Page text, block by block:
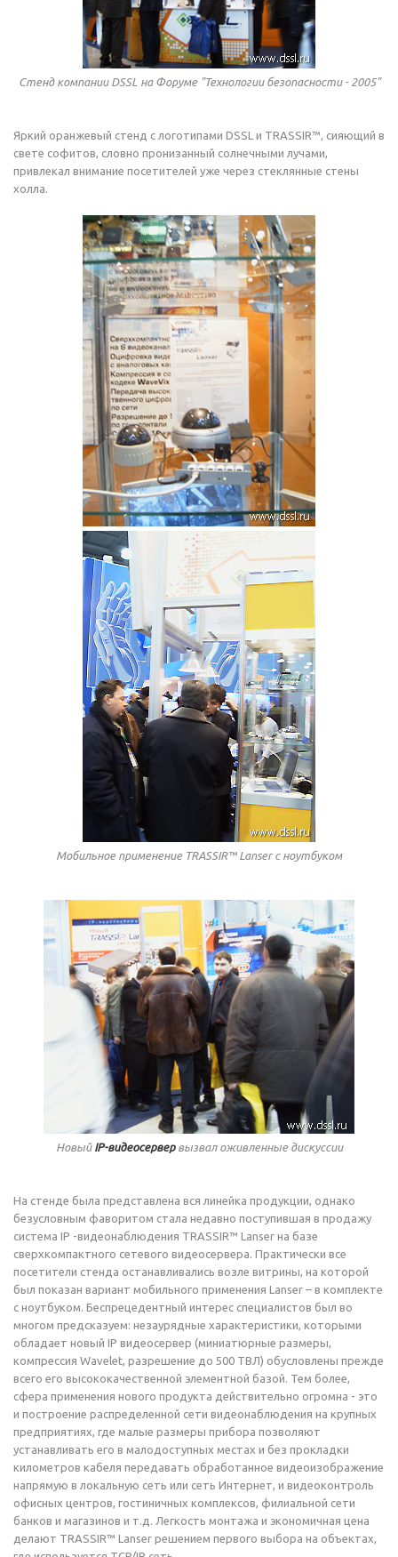
Стенд компании DSSL на Форуме "Технологии безопасности - 2005"
Яркий оранжевый стенд с логотипами DSSL и TRASSIR™, сияющий в
свете софитов, словно пронизанный солнечными лучами,
привлекал внимание посетителей уже через стеклянные стены
холла.
Мобильное применение TRASSIR™ Lanser c ноутбуком
Новый IP-видеосервервызвал оживленные дискуссии
На стенде была представлена вся линейка продукции, однако
безусловным фаворитом стала недавно поступившая в продажу
система IP -видеонаблюдения TRASSIR™ Lanser на базе
сверхкомпактного сетевого видеосервера. Практически все
посетители стенда останавливались возле витрины, на которой
был показан вариант мобильного применения Lanser – в комплекте
с ноутбуком. Беспрецедентный интерес специалистов был во
многом предсказуем: незаурядные характеристики, которыми
обладает новый IP видеосервер (миниатюрные размеры,
компрессия Wavelet, разрешение до 500 ТВЛ) обусловлены прежде
всего его высококачественной элементной базой. Тем более,
сфера применения нового продукта действительно огромна - это
и построение распределенной сети видеонаблюдения на крупных
предприятиях, где малые размеры прибора позволяют
устанавливать его в малодоступных местах и без прокладки
километров кабеля передавать обработанное видеоизображение
напрямую в локальную сеть или сеть Интернет, и видеоконтроль
офисных центров, гостиничных комплексов, филиальной сети
банков и магазинов и т.д. Легкость монтажа и экономичная цена
делают TRASSIR™ Lanser решением первого выбора на объектах,